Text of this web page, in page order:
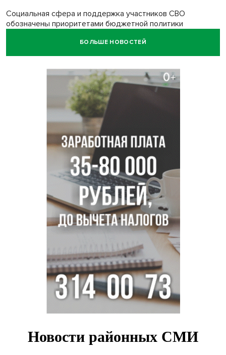
Социальная сфера и поддержка участников СВО
обозначены приоритетами бюджетной политики
БОЛЬШЕ НОВОСТЕЙ